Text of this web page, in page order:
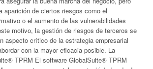
aparición de ciertos riesgos como el
o el aumento de las vulnerabilidades
motivo, la gestión de riesgos de terceros se
aspecto crítico de la estrategia empresarial
con la mayor eficacia posible. La
TPRM El software GlobalSuite® TPRM